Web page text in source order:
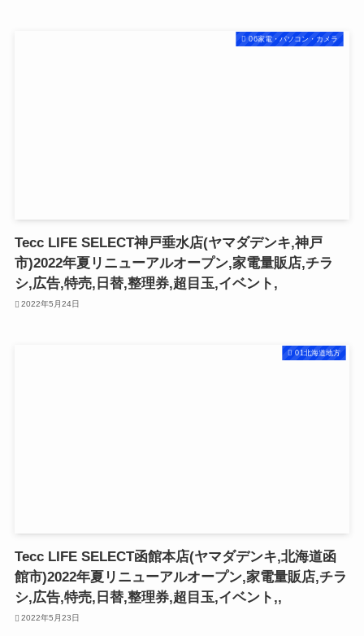
06家電・パソコン・カメラ
Tecc LIFE SELECT神戸垂水店(ヤマダデンキ,神戸
市)2022年夏リニューアルオープン,家電量販店,チラ
シ,広告,特売,日替,整理券,超目玉,イベント,
2022年5月24日
01北海道地方
Tecc LIFE SELECT函館本店(ヤマダデンキ,北海道函
館市)2022年夏リニューアルオープン,家電量販店,チラ
シ,広告,特売,日替,整理券,超目玉,イベント,,
2022年5月23日